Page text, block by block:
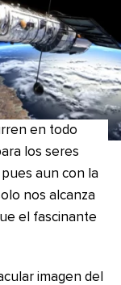
en todo
los seres
aun con la
nos alcanza
el fascinante
imagen del